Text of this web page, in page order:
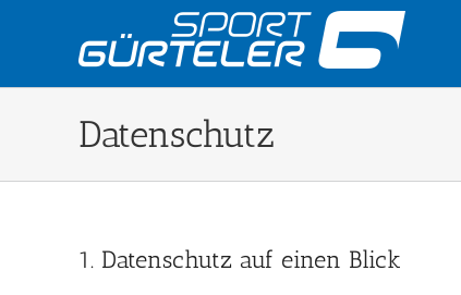
Datenschutz
1. Datenschutz auf einen Blick